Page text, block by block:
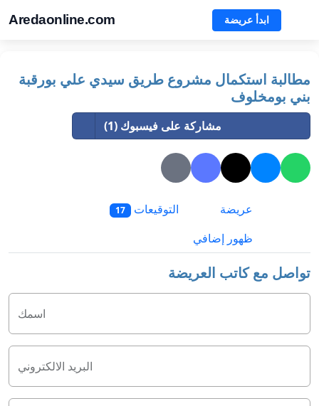
Aredaonline.com ابدأ عريضة
مطالبة استكمال مشروع طريق سيدي علي بورقبة
بني بومخلوف
مشاركة على فيسبوك (1)
عريضة التوقيعات 17
ظهور إضافي
تواصل مع كاتب العريضة
اسمك
البريد الالكتروني